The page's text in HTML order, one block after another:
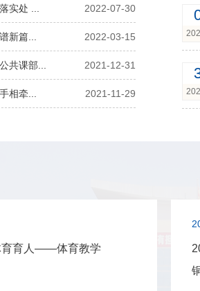
实处 ... 2022-07-30
新篇... 2022-03-15
共课部... 2021-12-31
相牵... 2021-11-29
育育人——体育教学